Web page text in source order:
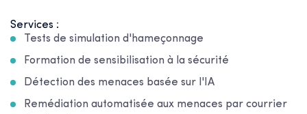
Services :
Tests de simulation d'hameçonnage
Formation de sensibilisation à la sécurité
Détection des menaces basée sur l'IA
Remédiation automatisée aux menaces par courrier